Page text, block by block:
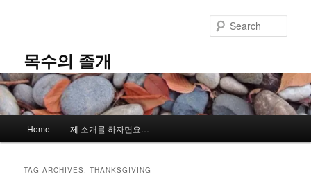
content
content목수의 졸개
Home 제 소개를 하자면요…
TAG ARCHIVES:THANKSGIVING